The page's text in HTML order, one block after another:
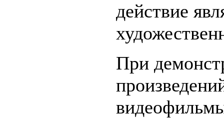
действие
При